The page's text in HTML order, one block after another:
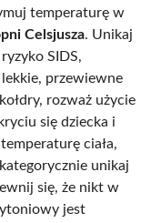
temperaturę w
Celsjusza. Unikaj
SIDS,
przewiewne
rozważ użycie
się dziecka i
ciała,
kategorycznie unikaj
się, że nikt w
jest